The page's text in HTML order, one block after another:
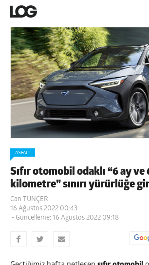
ASFALT
Sıfır otomobil odaklı “6 ay ve
kilometre” sınırı yürürlüğe
Can TUNÇER
16 Ağustos 2022 00:43
- Güncelleme: 16 Ağustos 2022 09:18